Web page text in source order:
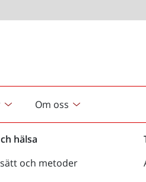
Om oss
hälsa
och metoder